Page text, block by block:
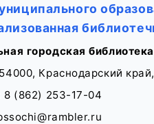
городская библиотека
Краснодарский
8 (862) 253-17-04